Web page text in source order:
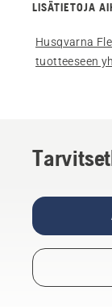
LISÄTIETOJA
Husqvarna
tuotteeseen